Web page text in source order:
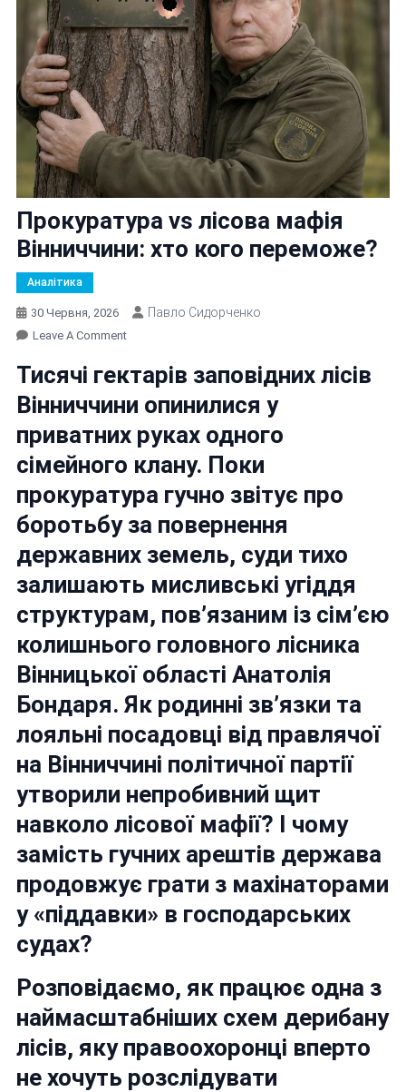
Прокуратура vs лісова мафія
Вінниччини: хто кого переможе?
Аналітика
30 Червня, 2026 Павло Сидорченко
Leave A CommentOn
Vs
Вінниччини:
Хто
Переможе?
Тисячі гектарів заповідних лісів
Вінниччини опинилися у
приватних руках одного
сімейного клану. Поки
прокуратура гучно звітує про
боротьбу за повернення
державних земель, суди тихо
залишають мисливські угіддя
структурам, пов’язаним із сім’єю
колишнього головного лісника
Вінницької області Анатолія
Бондаря. Як родинні зв’язки та
лояльні посадовці від правлячої
на Вінниччині політичної партії
утворили непробивний щит
навколо лісової мафії? І чому
замість гучних арештів держава
продовжує грати з махінаторами
у «піддавки» в господарських
судах?
Розповідаємо, як працює одна з
наймасштабніших схем дерибану
лісів, яку правоохоронці вперто
не хочуть розслідувати